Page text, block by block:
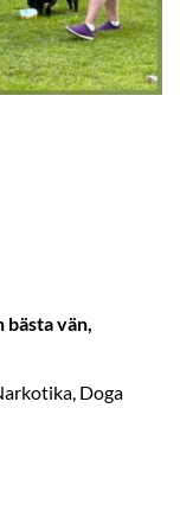
bästa vän,
Doga